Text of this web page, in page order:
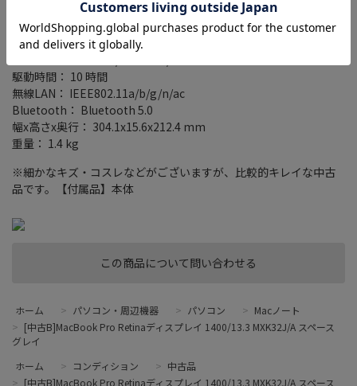
この商品について問い合わせる
ストレージ容量： SSD 256GB
ビデオチップ： Intel Iris Plus Graphics 645
インターフェース： Thunderbolt3(USB3.1 Gen2 Type-C) x2
駆動時間： 10 時間
無線LAN： IEEE802.11a/b/g/n/ac
Bluetooth： Bluetooth 5.0
幅x高さx奥行： 304.1x15.6x212.4 mm
重量： 1.4 kg
※細かなキズ・コスレなどがございますが、比較的キレイな中古
品です。【付属品】本体
ホーム > パソコン・周辺機器 > パソコン > Macノート
> [中古B]MacBook Pro Retinaディスプレイ 1400/13.3 MXK32J/A スペース
グレイ
ホーム
> コンディション > 中古品
> [中古B]MacBook Pro Retinaディスプレイ 1400/13.3 MXK32J/A スペース